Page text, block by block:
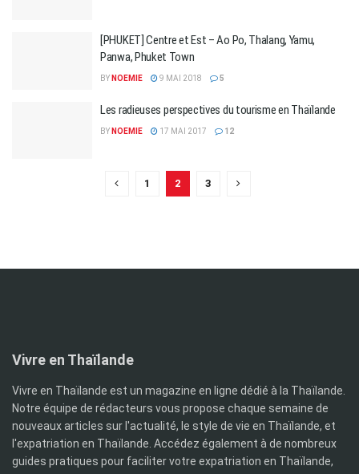
[PHUKET] Centre et Est – Ao Po, Thalang, Yamu,
Panwa, Phuket Town
BY NOEMIE 9 MAI 2018 5
Les radieuses perspectives du tourisme en Thaïlande
BY NOEMIE 17 MAI 2017 12
1 2 3
Vivre en Thaïlande
Vivre en Thaïlande est un magazine en ligne dédié à la Thaïlande.
Notre équipe de rédacteurs vous propose chaque semaine de
nouveaux articles sur l'actualité, le style de vie en Thaïlande, et
l'expatriation en Thaïlande. Accédez également à de nombreux
guides pratiques pour faciliter votre expatriation en Thaïlande,